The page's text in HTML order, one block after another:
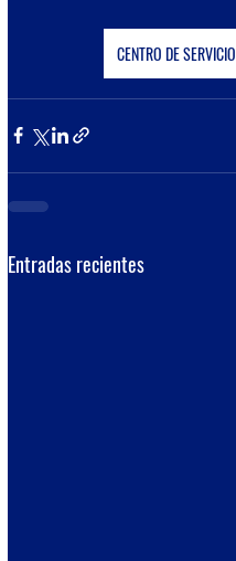
CENTRO DE SERVICIO
Entradas recientes